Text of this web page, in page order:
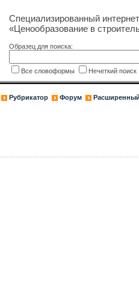
Специализированный
«Ценообразование в
Образец для поиска:
Все словоформы Нечеткий
Рубрикатор Форум